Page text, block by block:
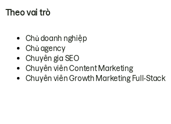
Theo vai trò
Chủ doanh nghiệp
Chủ agency
Chuyên gia SEO
Chuyên viên Content Marketing
Chuyên viên Growth Marketing Full-Stack